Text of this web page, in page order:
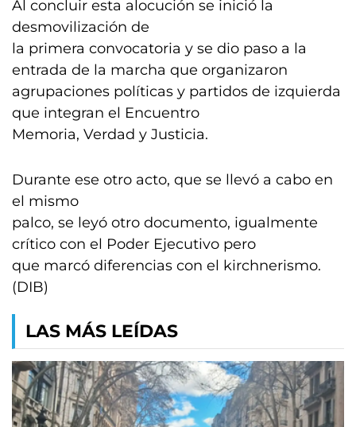
Al concluir esta alocución se inició la
desmovilización de
la primera convocatoria y se dio paso a la
entrada de la marcha que organizaron
agrupaciones políticas y partidos de izquierda
que integran el Encuentro
Memoria, Verdad y Justicia.
Durante ese otro acto, que se llevó a cabo en
el mismo
palco, se leyó otro documento, igualmente
crítico con el Poder Ejecutivo pero
que marcó diferencias con el kirchnerismo.
(DIB)
LAS MÁS LEÍDAS